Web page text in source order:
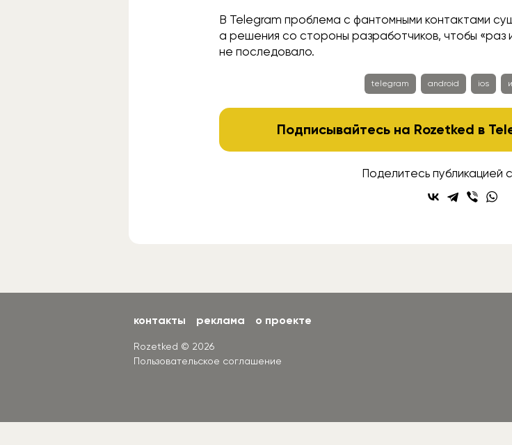
В Telegram проблема с фантомными контактами
а решения со стороны разработчиков, чтобы «раз
не последовало.
telegram android ios
Подписывайтесь на Rozetked в
Поделитесь публикацией
контакты реклама о проекте
Rozetked © 2026
Пользовательское соглашение